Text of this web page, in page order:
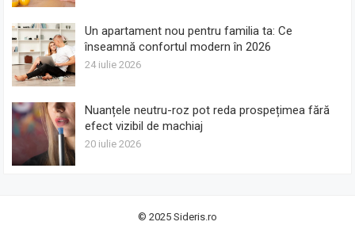
Un apartament nou pentru familia ta: Ce
înseamnă confortul modern în 2026
24 iulie 2026
Nuanțele neutru-roz pot reda prospețimea fără
efect vizibil de machiaj
20 iulie 2026
© 2025 Sideris.ro